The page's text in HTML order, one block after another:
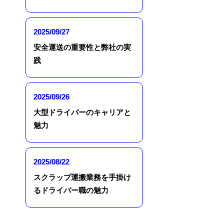
2025/09/27
安全運送の重要性と弊社の実
践
2025/09/26
大型ドライバーのキャリアと
魅力
2025/08/22
スクラップ運搬業務を手掛け
るドライバー職の魅力